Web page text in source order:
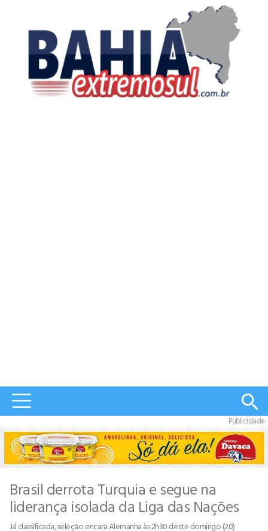
Publicidade
Brasil derrota Turquia e segue na
liderança isolada da Liga das Nações
Já classificada, seleção encara Alemanha às 2h30 deste domingo (20)